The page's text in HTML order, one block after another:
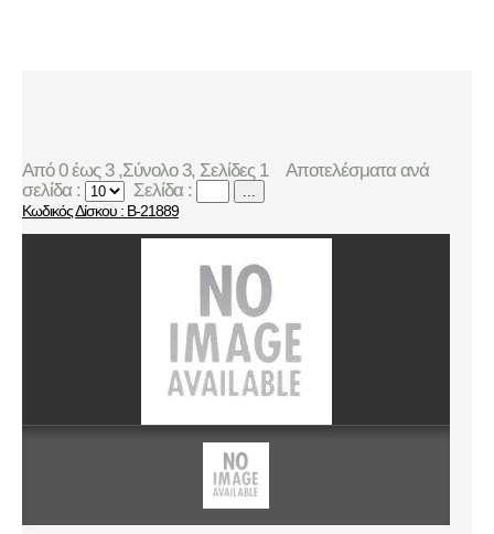
Από 0 έως 3 ,Σύνολο 3, Σελίδες 1
Αποτελέσματα ανά
σελίδα :
Σελίδα : ...
Κωδικός Δίσκου : B-21889